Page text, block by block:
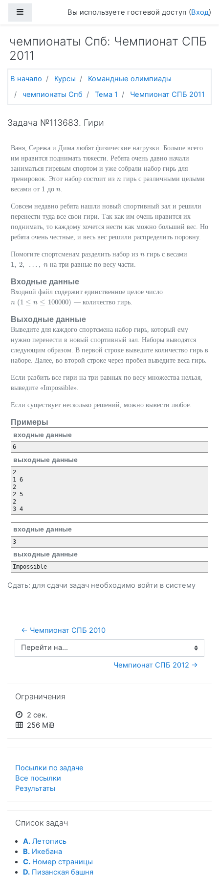
Боковая панельВы используете гостевой доступ (Вход)
чемпионаты Спб: Чемпионат СПБ
2011
В начало Курсы
Командные олимпиады
чемпионаты Спб
Тема 1 Чемпионат СПБ 2011
Задача №113683. Гири
Ваня, Сережа и Дима любят физические нагрузки. Больше всего
им нравится поднимать тяжести. Ребята очень давно начали
заниматься гиревым спортом и уже собрали набор гирь для
тренировок. Этот набор состоит из n
n гирь с различными целыми
весами от 1
1 до n
n .
Совсем недавно ребята нашли новый спортивный зал и решили
перенести туда все свои гири. Так как им очень нравится их
поднимать, то каждому хочется нести как можно больший вес. Но
ребята очень честные, и весь вес решили распределить поровну.
Помогите спортсменам разделить набор из n
n гирь с весами
1, 2, … , n
1, 2, … , n на три равные по весу части.
Входные данные
Входной файл содержит единственное целое число
n (1 ≤ n ≤ 100000)
n (1≤ n≤ 100000) — количество гирь.
Выходные данные
Выведите для каждого спортсмена набор гирь, который ему
нужно перенести в новый спортивный зал. Наборы выводятся
следующим образом. В первой строке выведите количество гирь в
наборе. Далее, во второй строке через пробел выведите веса гирь.
Если разбить все гири на три равных по весу множества нельзя,
выведите «Impossible».
Если существует несколько решений, можно вывести любое.
Примеры
входные данные
6
выходные данные
2
1 6
2
2 5
2
3 4
входные данные
3
выходные данные
Impossible
Сдать: для сдачи задач необходимо войти в систему
← Чемпионат СПБ 2010
Перейти на...
Чемпионат СПБ 2012 →
Ограничения
2 сек.
256 MiB
Посылки по задаче
Все посылки
Результаты
Список задач
A. Летопись
B. Икебана
C. Номер страницы
D. Пизанская башня